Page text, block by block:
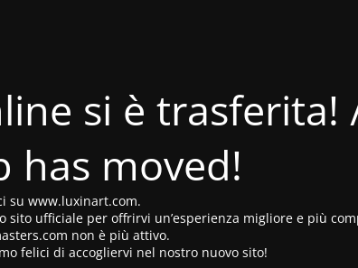
si è trasferita!
has moved!
su www.luxinart.com.
ufficiale per offrirvi un’esperienza migliore e più
non è più attivo.
felici di accogliervi nel nostro nuovo sito!